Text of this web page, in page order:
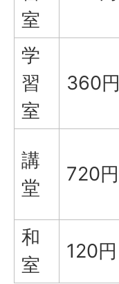
室
学
習
室
360円
講
堂
720円
和
室
120円